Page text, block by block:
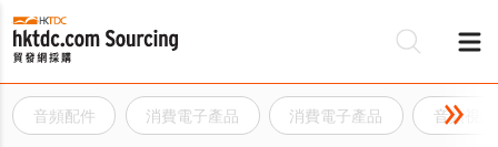
音頻配件 消費電子產品 消費電子產品 音頻視